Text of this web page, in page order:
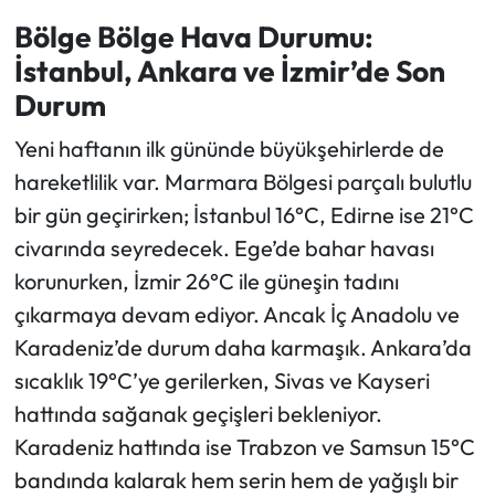
Bölge Bölge Hava Durumu:
İstanbul, Ankara ve İzmir’de Son
Durum
Yeni haftanın ilk gününde büyükşehirlerde de
hareketlilik var. Marmara Bölgesi parçalı bulutlu
bir gün geçirirken; İstanbul 16°C, Edirne ise 21°C
civarında seyredecek. Ege’de bahar havası
korunurken, İzmir 26°C ile güneşin tadını
çıkarmaya devam ediyor. Ancak İç Anadolu ve
Karadeniz’de durum daha karmaşık. Ankara’da
sıcaklık 19°C’ye gerilerken, Sivas ve Kayseri
hattında sağanak geçişleri bekleniyor.
Karadeniz hattında ise Trabzon ve Samsun 15°C
bandında kalarak hem serin hem de yağışlı bir